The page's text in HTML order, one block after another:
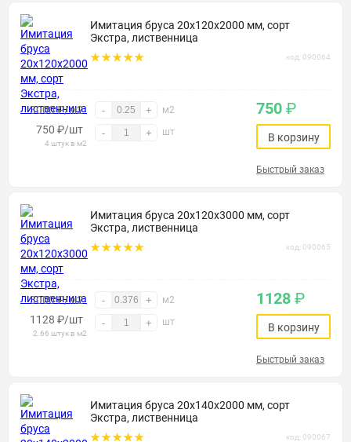
Имитация бруса 20х120х2000 мм, сорт
Экстра, лиственница
код: 090064
3000 ₽/м2 - + м2
750 ₽/шт
4 штук в м2
- + шт
750 ₽
В корзину
Быстрый заказ
Имитация бруса 20х120х3000 мм, сорт
Экстра, лиственница
код: 090065
3000 ₽/м2 - + м2
1128 ₽/шт
2.66 штук в м2
- + шт
1128 ₽
В корзину
Быстрый заказ
Имитация бруса 20х140х2000 мм, сорт
Экстра, лиственница
код: 090067